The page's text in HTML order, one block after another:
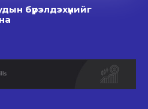
бүрэлдэхүүнийг